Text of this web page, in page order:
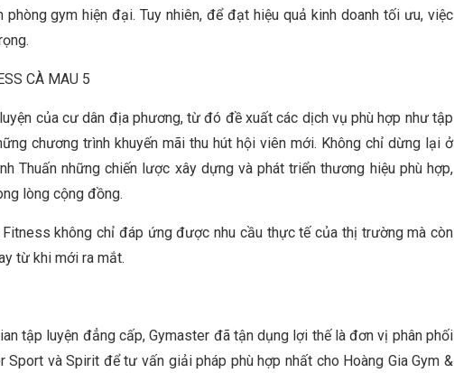
gym hiện đại. Tuy nhiên, để đạt hiệu quả kinh doanh tối ưu, việc
của cư dân địa phương, từ đó đề xuất các dịch vụ phù hợp như tập
chương trình khuyến mãi thu hút hội viên mới. Không chỉ dừng lại ở
Thuấn những chiến lược xây dựng và phát triển thương hiệu phù hợp,
lòng cộng đồng.
không chỉ đáp ứng được nhu cầu thực tế của thị trường mà còn
từ khi mới ra mắt.
tập luyện đẳng cấp, Gymaster đã tận dụng lợi thế là đơn vị phân phối
và Spirit để tư vấn giải pháp phù hợp nhất cho Hoàng Gia Gym &